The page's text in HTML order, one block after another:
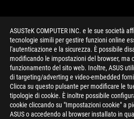
ASUSTeK COMPUTER INC. e le sue società
tecnologie simili per gestire funzioni online
l'autenticazione e la sicurezza. È possibile
modificando le impostazioni del browser, ma
funzionamento del sito web. Inoltre, ASUS
di targeting/adverting e video-embedded
Clicca su questo pulsante per modificare le
tipologie di cookie. È inoltre possibile
cookie cliccando su "Impostazioni cookie" a
ASUS o accedendo al browser installato in
> GAMING ROG DELTA